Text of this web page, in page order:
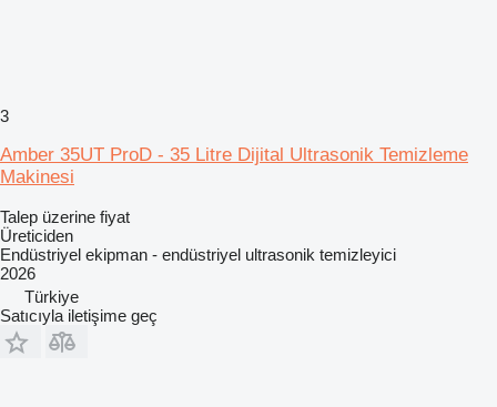
3
Amber 35UT ProD - 35 Litre Dijital Ultrasonik Temizleme
Makinesi
Talep üzerine fiyat
Üreticiden
Endüstriyel ekipman - endüstriyel ultrasonik temizleyici
2026
Türkiye
Satıcıyla iletişime geç